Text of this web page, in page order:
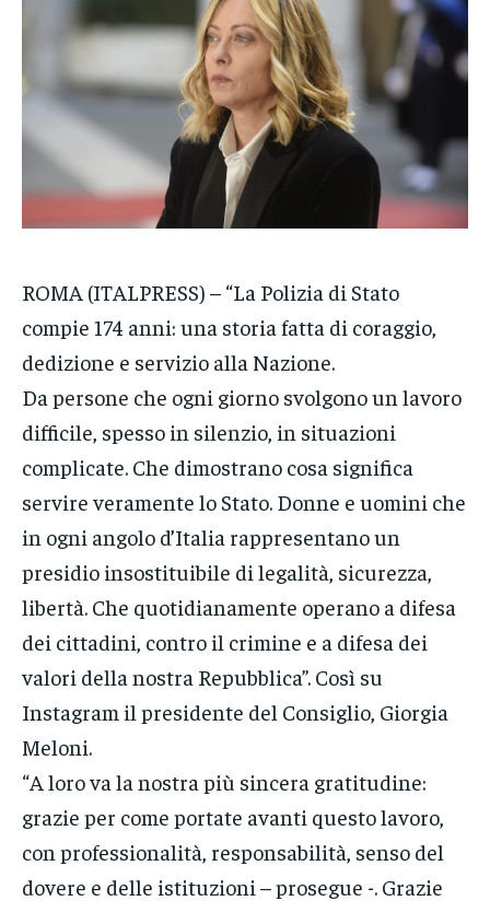
POLITICA
ECONOMIA
SPORT
GRUPPO
POLITICA
ECONOMIA
GRUPPO
POLITICA
ECONOMIA
GRUPPO
ROMA (ITALPRESS) – “La Polizia di Stato
compie 174 anni: una storia fatta di coraggio,
dedizione e servizio alla Nazione.
Da persone che ogni giorno svolgono un lavoro
difficile, spesso in silenzio, in situazioni
complicate. Che dimostrano cosa significa
servire veramente lo Stato. Donne e uomini che
in ogni angolo d’Italia rappresentano un
presidio insostituibile di legalità, sicurezza,
libertà. Che quotidianamente operano a difesa
dei cittadini, contro il crimine e a difesa dei
valori della nostra Repubblica”. Così su
Instagram il presidente del Consiglio, Giorgia
Meloni.
“A loro va la nostra più sincera gratitudine:
grazie per come portate avanti questo lavoro,
con professionalità, responsabilità, senso del
dovere e delle istituzioni – prosegue -. Grazie